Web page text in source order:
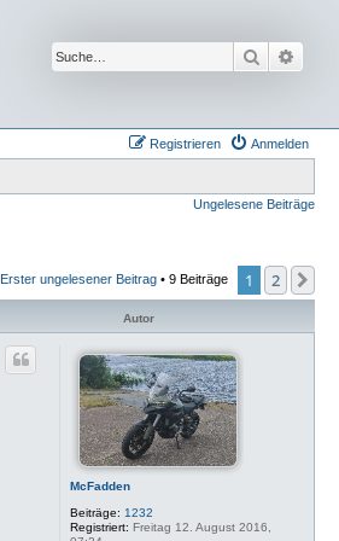
Suche
Anmelden
Registrieren
Ungelesene Beiträge
Erster ungelesener Beitrag • 9 Beiträge 1 2
Autor
McFadden
Beiträge: 1232
Registriert: Freitag 12. August 2016,